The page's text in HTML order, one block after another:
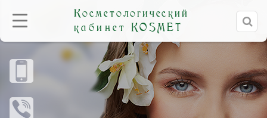
Косметологический
кабинет KOSMET